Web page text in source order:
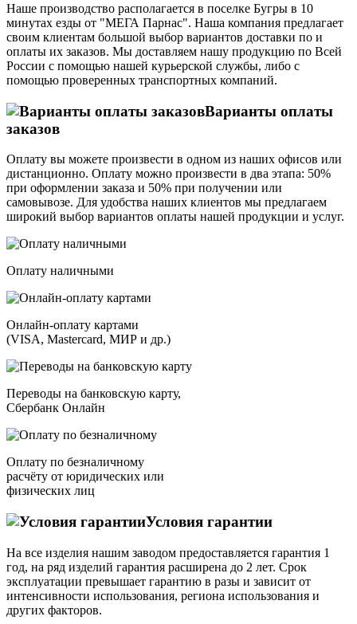
Наше производство располагается в поселке Бугры в 10
минутах езды от "МЕГА Парнас". Наша компания предлагает
своим клиентам большой выбор вариантов доставки по и
оплаты их заказов. Мы доставляем нашу продукцию по Всей
России с помощью нашей курьерской службы, либо с
помощью проверенных транспортных компаний.
Варианты оплаты
заказов
Оплату вы можете произвести в одном из наших офисов или
дистанционно. Оплату можно произвести в два этапа: 50%
при оформлении заказа и 50% при получении или
самовывозе. Для удобства наших клиентов мы предлагаем
широкий выбор вариантов оплаты нашей продукции и услуг.
Оплату наличными
Онлайн-оплату картами
(VISA, Mastercard, МИР и др.)
Переводы на банковскую карту,
Сбербанк Онлайн
Оплату по безналичному
расчёту от юридических или
физических лиц
Условия гарантии
На все изделия нашим заводом предоставляется гарантия 1
год, на ряд изделий гарантия расширена до 2 лет. Срок
эксплуатации превышает гарантию в разы и зависит от
интенсивности использования, региона использования и
других факторов.